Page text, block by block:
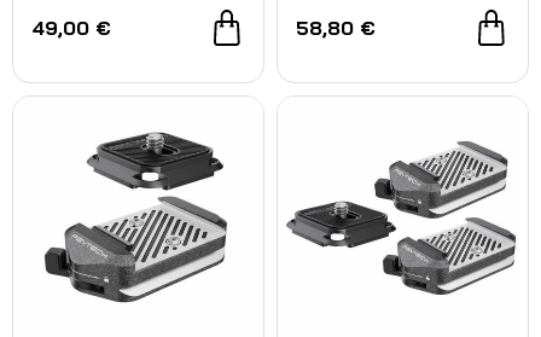
49,00 € 58,80 €